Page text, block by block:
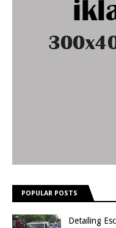
POPULAR POSTS
Detailing